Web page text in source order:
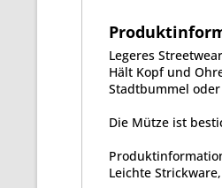
Legeres
Hält Kopf und
Stadtbummel
Die Mütze ist
Leichte